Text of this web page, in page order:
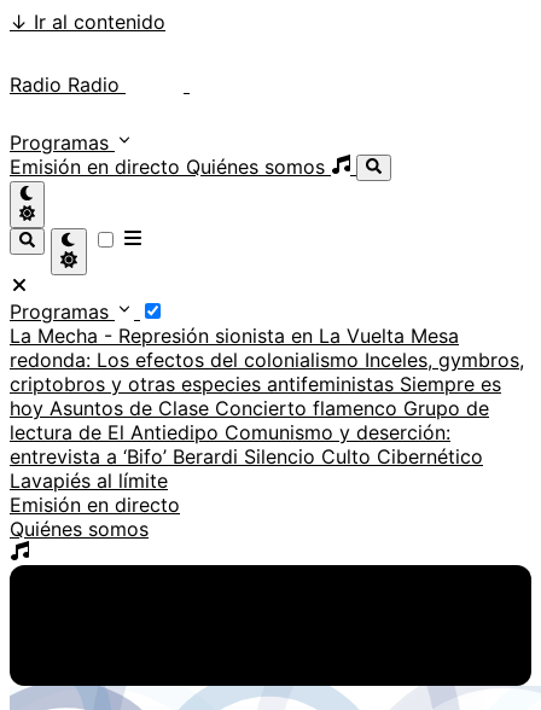
↓ Ir al contenido
Radio Radio
Programas
Emisión en directo Quiénes somos
Programas
La Mecha - Represión sionista en La Vuelta Mesa
redonda: Los efectos del colonialismo Inceles, gymbros,
criptobros y otras especies antifeministas Siempre es
hoy Asuntos de Clase Concierto flamenco Grupo de
lectura de El Antiedipo Comunismo y deserción:
entrevista a ‘Bifo’ Berardi Silencio Culto Cibernético
Lavapiés al límite
Emisión en directo
Quiénes somos